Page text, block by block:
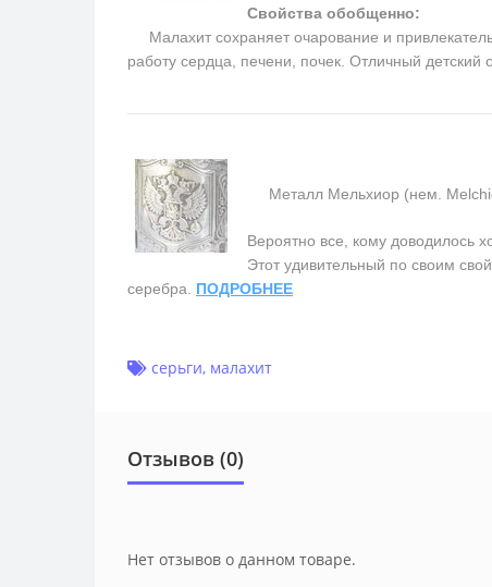
Свойства обобщенно:
Малахит сохраняет очарование и
работу сердца, печени, почек. Отличный детский
Металл Мельхиор (нем.
Вероятно все, кому доводилось
Этот удивительный по своим
серебра. ПОДРОБНЕЕ
серьги, малахит
Отзывов (0)
Нет отзывов о данном товаре.